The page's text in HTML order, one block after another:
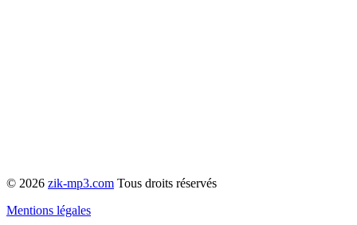
© 2026 zik-mp3.com Tous droits réservés
Mentions légales